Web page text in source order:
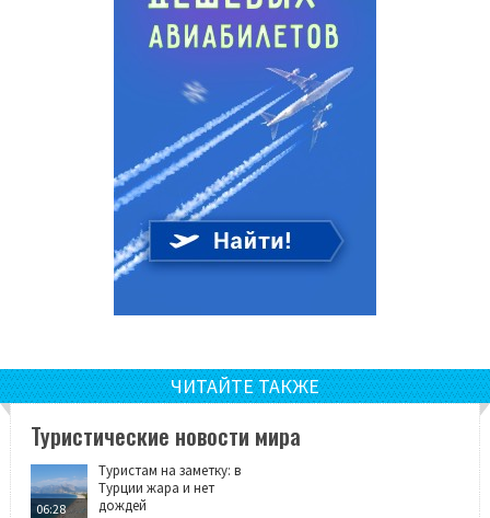
ЧИТАЙТЕ ТАКЖЕ
Туристические новости мира
06:28
Туристам на заметку: в
Турции жара и нет
дождей